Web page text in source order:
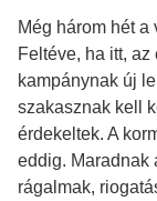
Még három hét
Feltéve, ha itt,
kampánynak új
szakasznak kell
érdekeltek. A
eddig. Maradnak
rágalmak,